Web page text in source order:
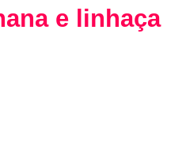
e linhaça